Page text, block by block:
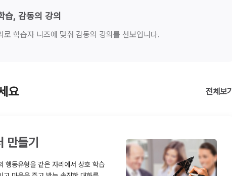
습, 감동의 강의
로 학습자 니즈에 맞춰 감동의 강의를 선보입니다.
요 전체보기
만들기
행동유형을 같은 자리에서 상호 학습